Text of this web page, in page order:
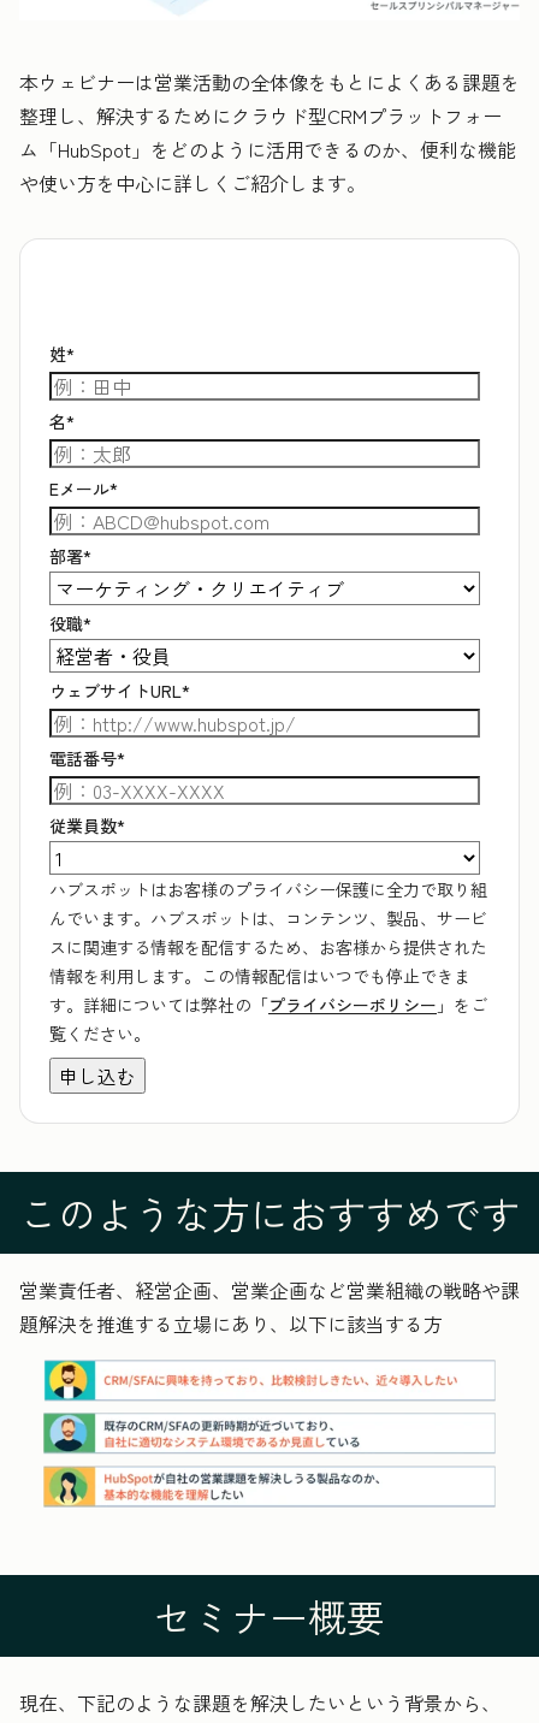
本ウェビナーは営業活動の全体像をもとによくある課題を
整理し、解決するためにクラウド型CRMプラットフォー
ム「HubSpot」をどのように活用できるのか、便利な機能
や使い方を中心に詳しくご紹介します。
姓*
名*
Eメール*
部署*
役職*
ウェブサイトURL*
電話番号*
従業員数*
ハブスポットはお客様のプライバシー保護に全力で取り組
んでいます。ハブスポットは、コンテンツ、製品、サービ
スに関連する情報を配信するため、お客様から提供された
情報を利用します。この情報配信はいつでも停止できま
す。詳細については弊社の「プライバシーポリシー 」をご
覧ください。
このような方におすすめです
営業責任者、経営企画、営業企画など営業組織の戦略や課
題解決を推進する立場にあり、以下に該当する方
セミナー概要
現在、下記のような課題を解決したいという背景から、